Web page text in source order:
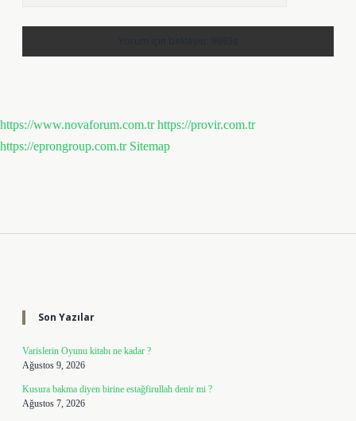
https://www.novaforum.com.tr https://provir.com.tr
https://eprongroup.com.tr Sitemap
Son Yazılar
Varislerin Oyunu kitabı ne kadar ?
Ağustos 9, 2026
Kusura bakma diyen birine estağfirullah denir mi ?
Ağustos 7, 2026